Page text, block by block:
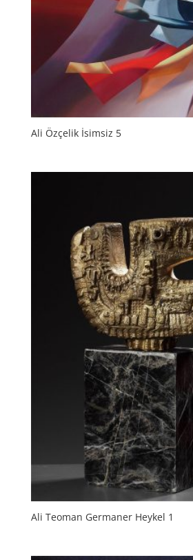
Ali Özçelik İsimsiz 5
Ali Teoman Germaner Heykel 1